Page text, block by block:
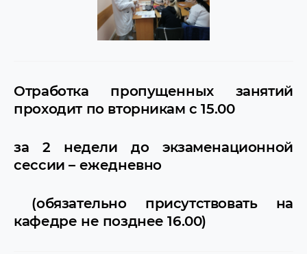
Отработка пропущенных занятий
проходит по вторникам с 15.00
за 2 недели до экзаменационной
сессии – ежедневно
(обязательно присутствовать на
кафедре не позднее 16.00)